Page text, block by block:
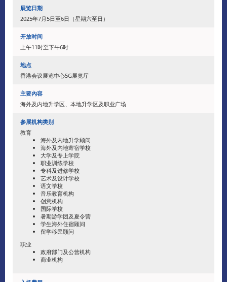
展览日期
2025年7月5日至6日（星期六至日）
开放时间
上午11时至下午6时
地点
香港会议展览中心5G展览厅
主要內容
海外及内地升学区、本地升学区及职业广场
参展机构类别
教育
海外及内地升学顾问
海外及内地寄宿学校
大学及专上学院
职业训练学校
专科及进修学校
艺术及设计学校
语文学校
音乐教育机构
创意机构
国际学校
暑期游学团及夏令营
学生海外住宿顾问
留学移民顾问
职业
政府部门及公营机构
商业机构